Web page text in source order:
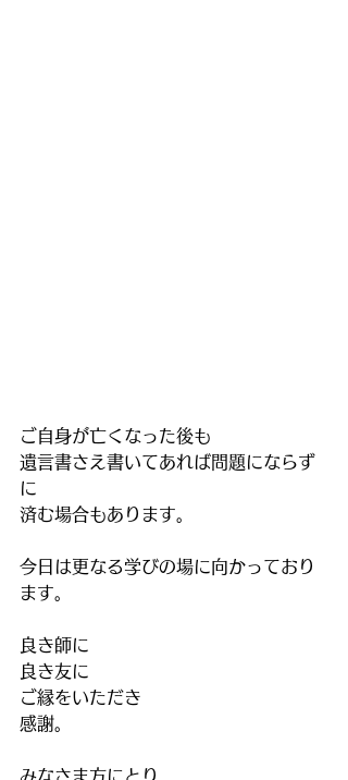
ご自身が亡くなった後も
遺言書さえ書いてあれば問題にならず
に
済む場合もあります。
今日は更なる学びの場に向かっており
ます。
良き師に
良き友に
ご縁をいただき
感謝。
みなさま方にとり